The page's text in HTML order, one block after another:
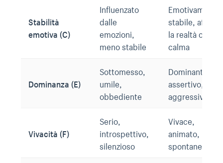
Stabilità
emotiva (C)
Influenzato
dalle
emozioni,
meno stabile
Emotivamente
stabile,
la realtà con
calma
Dominanza (E)
Sottomesso,
umile,
obbediente
Dominante,
assertivo,
aggressivo
Vivacità (F)
Serio,
introspettivo,
silenzioso
Vivace,
animato,
spontaneo